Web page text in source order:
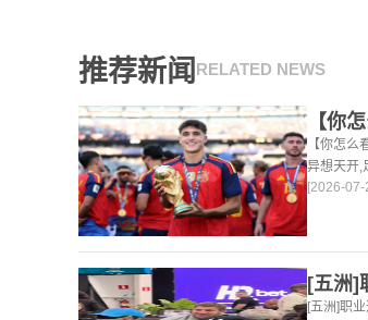
推荐新闻 RELATED NEWS
【你怎
异想天开,
站，24小
[2026-07-
[五洲]职